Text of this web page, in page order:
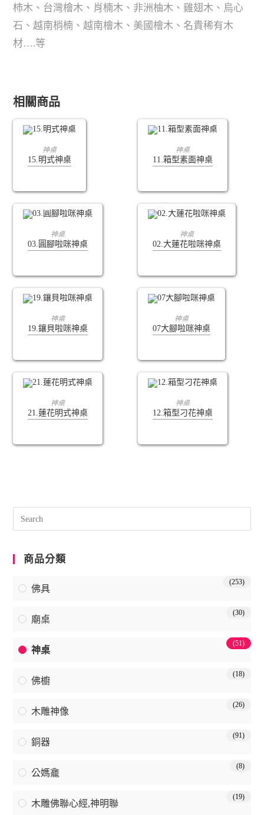
柿木、台灣檜木、肖楠木、非洲柚木、雞翅木、烏心
石、越南梢楠、越南檜木、美國檜木、名貴稀有木
材….等
相關商品
查看內容
神桌
15.明式神桌
查看內容
神桌
11.箱型素面神桌
查看內容
神桌
03.圓腳啦咪神桌
查看內容
神桌
02.大蓮花啦咪神桌
查看內容
神桌
19.鑲貝啦咪神桌
查看內容
神桌
07大腳啦咪神桌
查看內容
神桌
21.蓮花明式神桌
查看內容
神桌
12.箱型刁花神桌
商品分類
佛具
(253)
廟桌
(30)
神桌
(51)
佛櫥
(18)
木雕神像
(26)
銅器
(91)
公媽龕
(8)
木雕佛聯心經,神明聯
(19)